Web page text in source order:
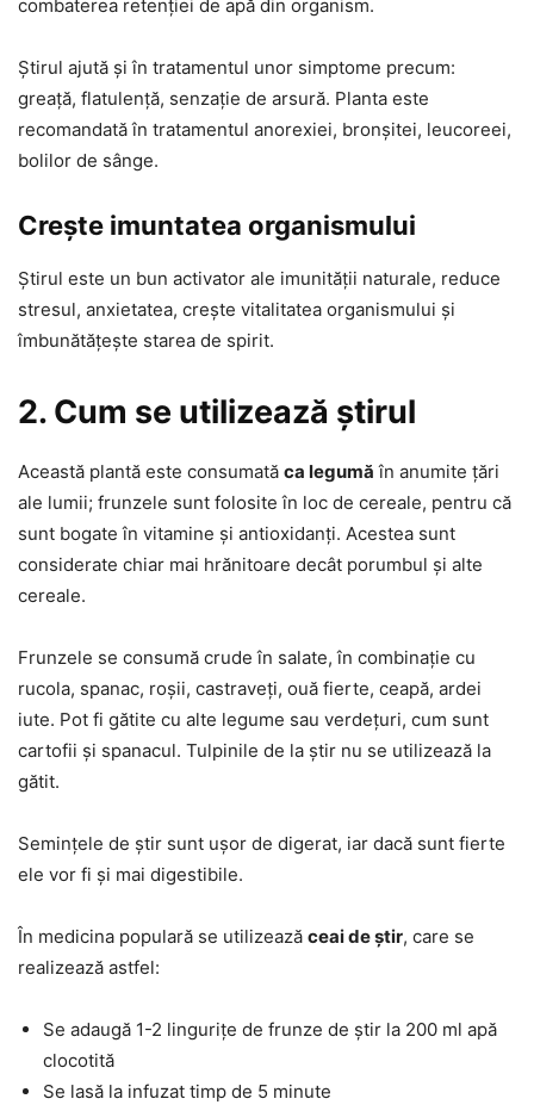
combaterea retenției de apă din organism.
Știrul ajută și în tratamentul unor simptome precum:
greață, flatulență, senzație de arsură. Planta este
recomandată în tratamentul anorexiei, bronșitei, leucoreei,
bolilor de sânge.
Crește imuntatea organismului
Știrul este un bun activator ale imunității naturale, reduce
stresul, anxietatea, crește vitalitatea organismului și
îmbunătățește starea de spirit.
2. Cum se utilizează știrul
Această plantă este consumată ca legumă în anumite țări
ale lumii; frunzele sunt folosite în loc de cereale, pentru că
sunt bogate în vitamine și antioxidanți. Acestea sunt
considerate chiar mai hrănitoare decât porumbul și alte
cereale.
Frunzele se consumă crude în salate, în combinație cu
rucola, spanac, roșii, castraveți, ouă fierte, ceapă, ardei
iute. Pot fi gătite cu alte legume sau verdețuri, cum sunt
cartofii și spanacul. Tulpinile de la știr nu se utilizează la
gătit.
Semințele de știr sunt ușor de digerat, iar dacă sunt fierte
ele vor fi și mai digestibile.
În medicina populară se utilizează ceai de știr, care se
realizează astfel:
Se adaugă 1-2 lingurițe de frunze de știr la 200 ml apă
clocotită
Se lasă la infuzat timp de 5 minute